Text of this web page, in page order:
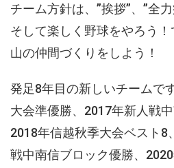
チーム方針は、”挨拶”、”全
そして楽しく野球をやろう
山の仲間づくりをしよう！
発足8年目の新しいチームで
大会準優勝、2017年新人戦
2018年信越秋季大会ベスト8
戦中南信ブロック優勝、